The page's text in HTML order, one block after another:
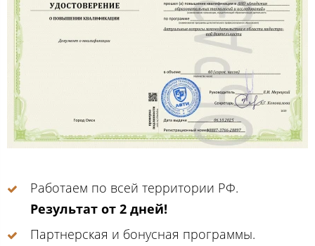
Работаем по всей территории РФ.
Результат от 2 дней!
Партнерская и бонусная программы.